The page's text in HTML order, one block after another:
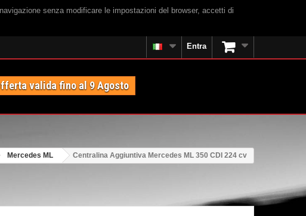
senza modificare le impostazioni del browser, accetti di
Entra
valida fino al 9 Agosto
Mercedes ML Centralina Aggiuntiva Mercedes ML 350 CDI 224 cv